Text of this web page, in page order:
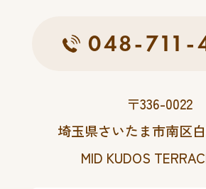
048-711-
〒336-0022
埼玉県さいたま市南区
MID KUDOS